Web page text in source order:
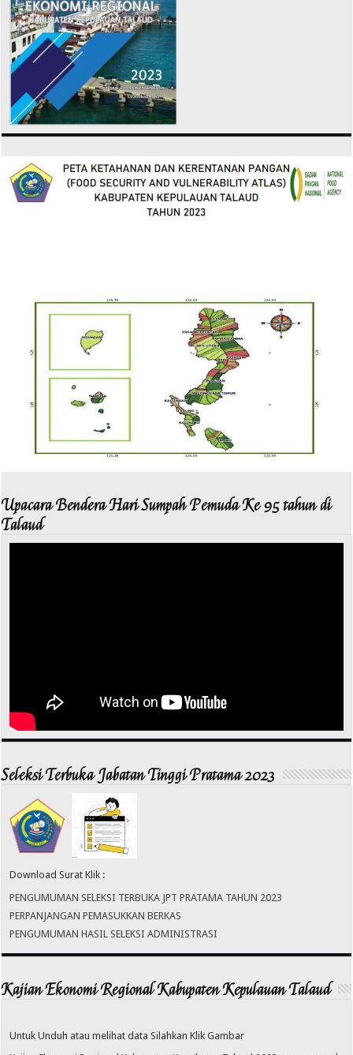
Upacara Bendera Hari Sumpah Pemuda Ke 95 tahun di
Talaud
Seleksi Terbuka Jabatan Tinggi Pratama 2023
Download Surat Klik :
PENGUMUMAN SELEKSI TERBUKA JPT PRATAMA TAHUN 2023
PERPANJANGAN PEMASUKKAN BERKAS
PENGUMUMAN HASIL SELEKSI ADMINISTRASI
Kajian Ekonomi Regional Kabupaten Kepulauan Talaud
Untuk Unduh atau melihat data Silahkan Klik Gambar